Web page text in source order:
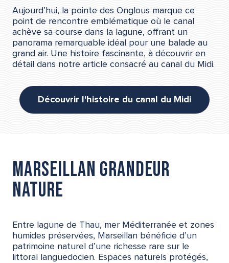
Aujourd’hui, la pointe des Onglous marque ce
point de rencontre emblématique où le canal
achève sa course dans la lagune, offrant un
panorama remarquable idéal pour une balade au
grand air. Une histoire fascinante, à découvrir en
détail dans notre article consacré au canal du Midi.
Découvrir l'histoire du canal du Midi
Marseillan grandeur
nature
Entre lagune de Thau, mer Méditerranée et zones
humides préservées, Marseillan bénéficie d’un
patrimoine naturel d’une richesse rare sur le
littoral languedocien. Espaces naturels protégés,